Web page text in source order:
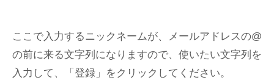
ここで入力するニックネームが、メールアドレスの@
の前に来る文字列になりますので、使いたい文字列を
入力して、「登録」をクリックしてください。